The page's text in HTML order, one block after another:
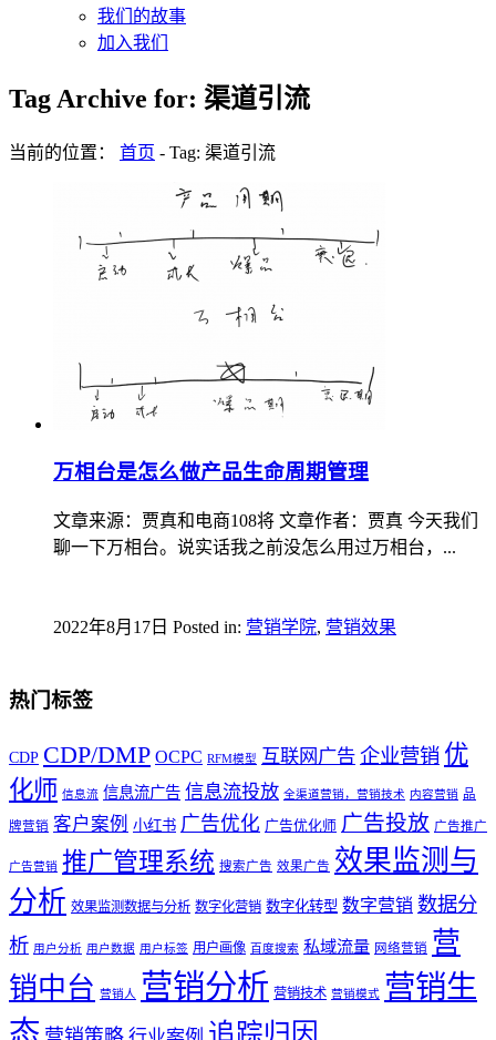
我们的故事
加入我们
Tag Archive for: 渠道引流
当前的位置： 首页 - Tag: 渠道引流
万相台是怎么做产品生命周期管理
文章来源：贾真和电商108将 文章作者：贾真 今天我们
聊一下万相台。说实话我之前没怎么用过万相台，...
2022年8月17日 Posted in: 营销学院, 营销效果
热门标签
CDP CDP/DMP OCPC RFM模型 互联网广告 企业营销 优
化师 信息流 信息流广告 信息流投放 全渠道营销，营销技术 内容营销 品
牌营销 客户案例 小红书 广告优化 广告优化师 广告投放 广告推广
广告营销 推广管理系统 搜索广告 效果广告 效果监测与
分析 效果监测数据与分析 数字化营销 数字化转型 数字营销 数据分
析 用户分析 用户数据 用户标签 用户画像 百度搜索 私域流量 网络营销 营
销中台 营销人 营销分析 营销技术 营销模式 营销生
态
追踪归因